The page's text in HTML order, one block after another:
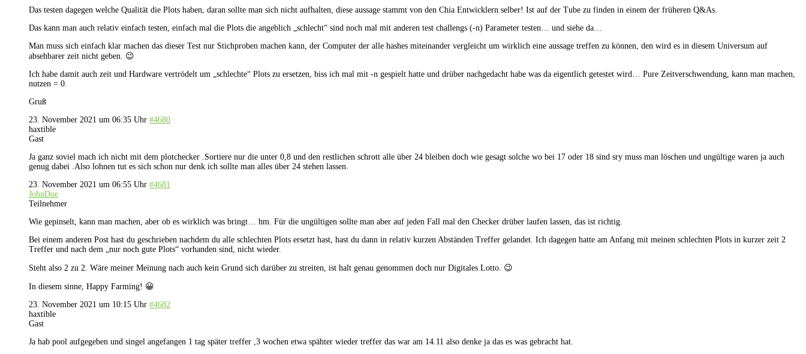
Das testen dagegen welche Qualität die Plots haben, daran sollte man sich nicht aufhalten, diese aussage stammt von den Chia Entwicklern selber! Ist auf der Tube zu finden in einem der früheren Q&As.
Das kann man auch relativ einfach testen, einfach mal die Plots die angeblich „schlecht“ sind noch mal mit anderen test challengs (-n) Parameter testen… und siehe da…
Man muss sich einfach klar machen das dieser Test nur Stichproben machen kann, der Computer der alle hashes miteinander vergleicht um wirklich eine aussage treffen zu können, den wird es in diesem Universum auf
absehbarer zeit nicht geben. 😉
Ich habe damit auch zeit und Hardware vertrödelt um „schlechte“ Plots zu ersetzen, biss ich mal mit -n gespielt hatte und drüber nachgedacht habe was da eigentlich getestet wird… Pure Zeitverschwendung, kann man machen,
nutzen = 0.
Gruß
23. November 2021 um 06:35 Uhr #4680
haxtible
Gast
Ja ganz soviel mach ich nicht mit dem plotchecker .Sortiere nur die unter 0,8 und den restlichen schrott alle über 24 bleiben doch wie gesagt solche wo bei 17 oder 18 sind sry muss man löschen und ungültige waren ja auch
genug dabei .Also lohnen tut es sich schon nur denk ich sollte man alles über 24 stehen lassen.
23. November 2021 um 06:55 Uhr #4681
JohnDoe
Teilnehmer
Wie gepinselt, kann man machen, aber ob es wirklich was bringt… hm. Für die ungültigen sollte man aber auf jeden Fall mal den Checker drüber laufen lassen, das ist richtig.
Bei einem anderen Post hast du geschrieben nachdem du alle schlechten Plots ersetzt hast, hast du dann in relativ kurzen Abständen Treffer gelandet. Ich dagegen hatte am Anfang mit meinen schlechten Plots in kurzer zeit 2
Treffer und nach dem „nur noch gute Plots“ vorhanden sind, nicht wieder.
Steht also 2 zu 2. Wäre meiner Meinung nach auch kein Grund sich darüber zu streiten, ist halt genau genommen doch nur Digitales Lotto. 😉
In diesem sinne, Happy Farming! 😀
23. November 2021 um 10:15 Uhr #4682
haxtible
Gast
Ja hab pool aufgegeben und singel angefangen 1 tag später treffer ,3 wochen etwa spähter wieder treffer das war am 14.11 also denke ja das es was gebracht hat.